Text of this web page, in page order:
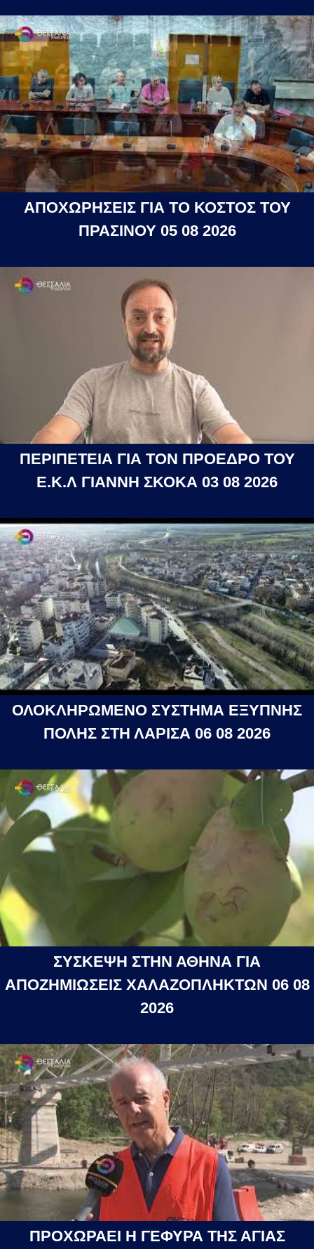
ΑΠΟΧΩΡΗΣΕΙΣ ΓΙΑ ΤΟ ΚΟΣΤΟΣ ΤΟΥ
ΠΡΑΣΙΝΟΥ 05 08 2026
ΠΕΡΙΠΕΤΕΙΑ ΓΙΑ ΤΟΝ ΠΡΟΕΔΡΟ ΤΟΥ
Ε.Κ.Λ ΓΙΑΝΝΗ ΣΚΟΚΑ 03 08 2026
ΟΛΟΚΛΗΡΩΜΕΝΟ ΣΥΣΤΗΜΑ ΕΞΥΠΝΗΣ
ΠΟΛΗΣ ΣΤΗ ΛΑΡΙΣΑ 06 08 2026
ΣΥΣΚΕΨΗ ΣΤΗΝ ΑΘΗΝΑ ΓΙΑ
ΑΠΟΖΗΜΙΩΣΕΙΣ ΧΑΛΑΖΟΠΛΗΚΤΩΝ 06 08
2026
ΠΡΟΧΩΡΑΕΙ Η ΓΕΦΥΡΑ ΤΗΣ ΑΓΙΑΣ